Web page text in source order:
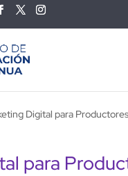
Digital para
para